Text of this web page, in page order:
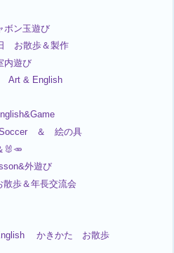
ボン玉遊び
お散歩＆製作
内遊び
& English
＆ 絵の具
🐰🥕
外遊び
歩＆年長交流会
かきかた お散歩